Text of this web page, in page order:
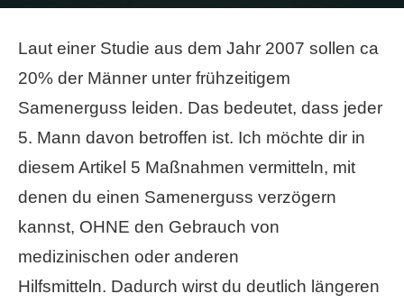
Laut einer Studie aus dem Jahr 2007 sollen ca
20% der Männer unter frühzeitigem
Samenerguss leiden. Das bedeutet, dass jeder
5. Mann davon betroffen ist. Ich möchte dir in
diesem Artikel 5 Maßnahmen vermitteln, mit
denen du einen Samenerguss verzögern
kannst, OHNE den Gebrauch von
medizinischen oder anderen
Hilfsmitteln. Dadurch wirst du deutlich längeren